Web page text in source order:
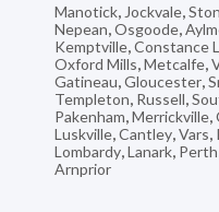
Manotick, Jockvale,
Nepean,Osgoode,
Kemptville,Constance
Oxford Mills,Metcalfe,
Gatineau,Gloucester,
Templeton, Russell,
Pakenham,Merrickville,
Luskville,Cantley,Vars,
Lombardy,Lanark, Perth
Arnprior